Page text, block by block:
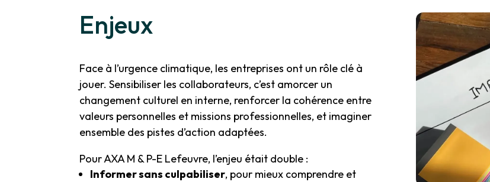
Enjeux
Face à l’urgence climatique, les entreprises ont un rôle clé à
jouer. Sensibiliser les collaborateurs, c’est amorcer un
changement culturel en interne, renforcer la cohérence entre
valeurs personnelles et missions professionnelles, et imaginer
ensemble des pistes d’action adaptées.
Pour AXA M & P-E Lefeuvre, l’enjeu était double :
Informer sans culpabiliser, pour mieux comprendre et